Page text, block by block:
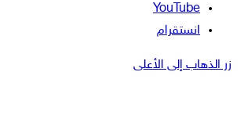
‫YouTube
انستقرام
زر الذهاب إلى الأعلى